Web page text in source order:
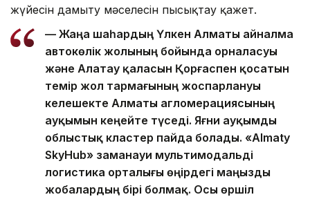
жүйесін дамыту мәселесін пысықтау қажет.
— Жаңа шаһардың Үлкен Алматы айналма
автокөлік жолының бойында орналасуы
және Алатау қаласын Қорғаспен қосатын
темір жол тармағының жоспарлануы
келешекте Алматы агломерациясының
ауқымын кеңейте түседі. Яғни ауқымды
облыстық кластер пайда болады. «Almaty
SkyHub» заманауи мультимодальді
логистика орталығы өңірдегі маңызды
жобалардың бірі болмақ. Осы өршіл